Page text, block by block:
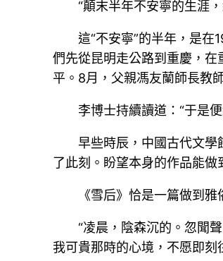
“顛末半年不安寧的生涯
這“不安寧”的半年，是
們先從昆明走公路到重慶，
平。8月，父親馮友蘭師長教
李博士持續讀道：“于是
早些時辰，中國古代文學
了此刻。盼望本身的作品能做
《雪后》恰是一篇做到雅
“凌晨，陰森沉的。忽聞
我可貴那時的心境，不愿即刻